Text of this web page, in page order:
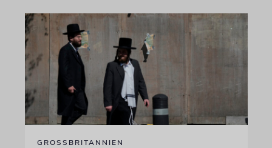
GROSSBRITANNIEN